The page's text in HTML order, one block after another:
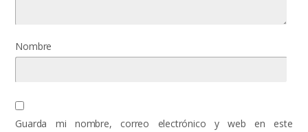
Nombre
Guarda mi nombre, correo electrónico y web en este